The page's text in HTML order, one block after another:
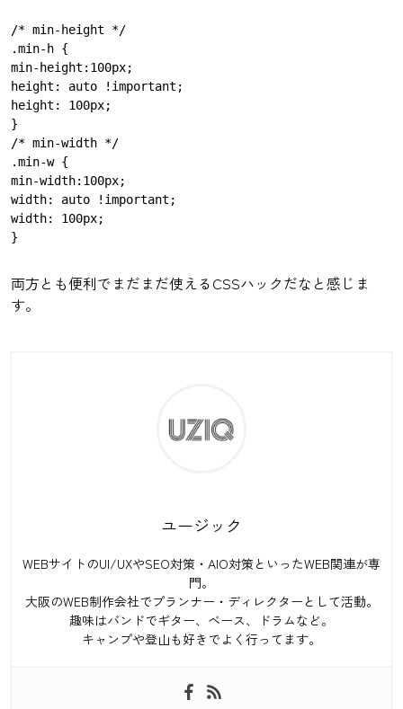
/* min-height */
.min-h {
min-height:100px;
height: auto !important;
height: 100px;
}
/* min-width */
.min-w {
min-width:100px;
width: auto !important;
width: 100px;
両方とも便利でまだまだ使えるCSSハックだなと感じま
す。
ユージック
WEBサイトのUI/UXやSEO対策・AIO対策といったWEB関連が専
門。
大阪のWEB制作会社でプランナー・ディレクターとして活動。
趣味はバンドでギター、ベース、ドラムなど。
キャンプや登山も好きでよく行ってます。